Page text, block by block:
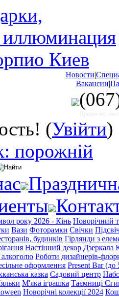
Новости|
Вакансии|
Працюємо: пн-
(Увійти)
порожній
року 2026 - Кінь Новорічний
Вази Фоторамки Свічки
будинків Гірлянди з
Настінний декор Дзеркала
Роботи дизайнерів-
оформлення Present Bar (до
казка Садовий центр
М'яка іграшка Таємниці
Новорічні колекції 2024